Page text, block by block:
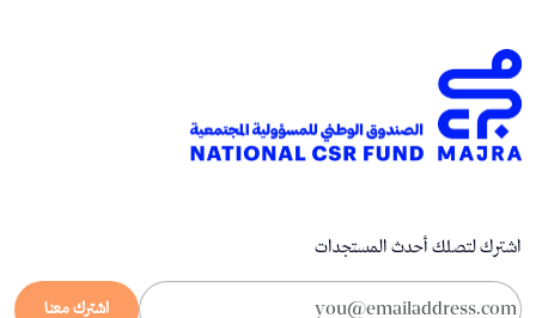
اشترك لتصلك أحدث المستجدات
اشترك معنا